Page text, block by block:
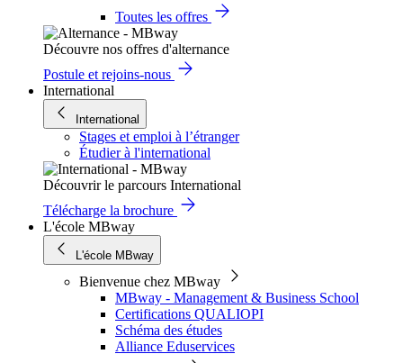
Toutes les offres
Découvre nos offres d'alternance
Postule et rejoins-nous
International
International
Stages et emploi à l’étranger
Étudier à l'international
Découvrir le parcours International
Télécharge la brochure
L'école MBway
L'école MBway
Bienvenue chez MBway
MBway - Management & Business School
Certifications QUALIOPI
Schéma des études
Alliance Eduservices